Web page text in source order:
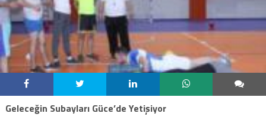
Geleceğin Subayları Güce’de Yetişiyor